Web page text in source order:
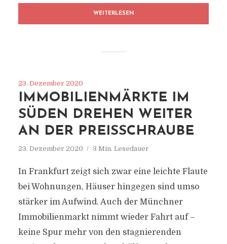
WEITERLESEN
23. Dezember 2020
IMMOBILIENMÄRKTE IM
SÜDEN DREHEN WEITER
AN DER PREISSCHRAUBE
23. Dezember 2020 3 Min. Lesedauer
In Frankfurt zeigt sich zwar eine leichte Flaute
bei Wohnungen, Häuser hingegen sind umso
stärker im Aufwind. Auch der Münchner
Immobilienmarkt nimmt wieder Fahrt auf –
keine Spur mehr von den stagnierenden